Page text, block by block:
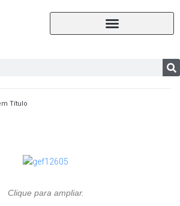
Título
Clique para ampliar.